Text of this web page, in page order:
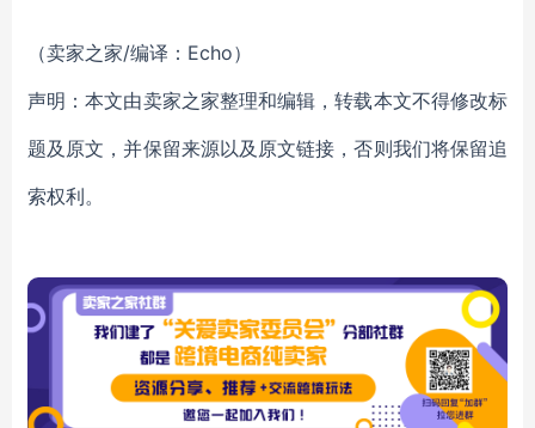
（卖家之家/编译：Echo）
声明：本文由卖家之家整理和编辑，转载本文不得修改标
题及原文，并保留来源以及原文链接，否则我们将保留追
索权利。